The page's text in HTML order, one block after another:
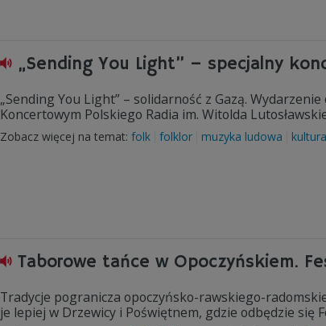
„Sending You Light” – specjalny
„Sending You Light” – solidarność z Gazą.
Koncertowym Polskiego Radia im. Witolda
Zobacz więcej na temat: folk folklor muzyka ludowa
Taborowe tańce w Opoczyńskiem.
Tradycje pogranicza opoczyńsko-rawskiego-
je lepiej w Drzewicy i Poświętnem, gdzie odbędzie się